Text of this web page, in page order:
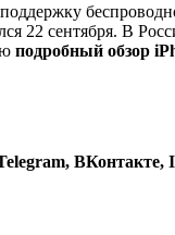
22 сентября. В
подробный обзор
, ВКонтакте,